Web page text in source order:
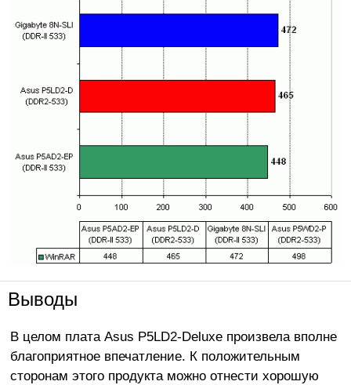
Выводы
В целом плата Asus P5LD2-Deluxe произвела вполне
благоприятное впечатление. К положительным
сторонам этого продукта можно отнести хорошую